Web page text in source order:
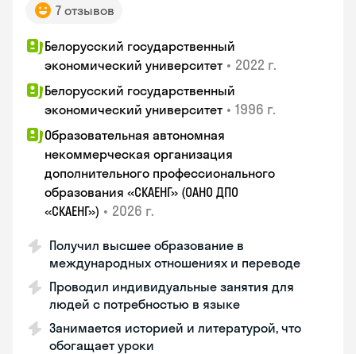
7 отзывов
Белорусский государственный
экономический университет • 2022 г.
Белорусский государственный
экономический университет • 1996 г.
Образовательная автономная
некоммерческая организация
дополнительного профессионального
образования «СКАЕНГ» (ОАНО ДПО
«СКАЕНГ») • 2026 г.
Получил высшее образование в
международных отношениях и переводе
Проводил индивидуальные занятия для
людей с потребностью в языке
Занимается историей и литературой, что
обогащает уроки